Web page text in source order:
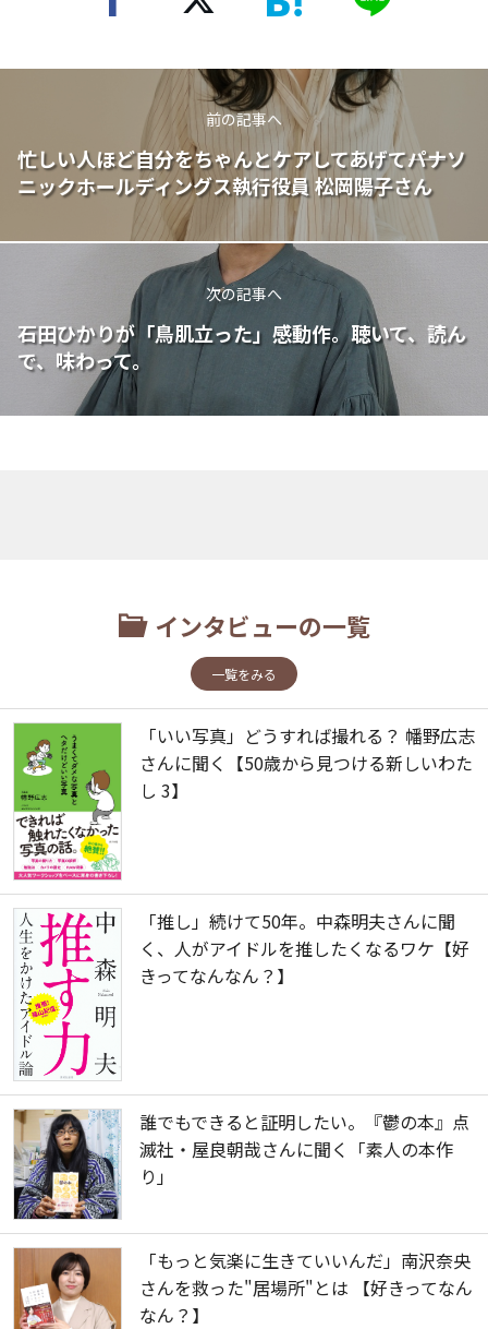
前の記事へ
忙しい人ほど自分をちゃんとケアしてあげて――パナソ
ニックホールディングス執行役員 松岡陽子さん
次の記事へ
石田ひかりが「鳥肌立った」感動作。聴いて、読ん
で、味わって。
インタビューの一覧
一覧をみる
「いい写真」どうすれば撮れる？ 幡野広志
さんに聞く【50歳から見つける新しいわた
し 3】
「推し」続けて50年。中森明夫さんに聞
く、人がアイドルを推したくなるワケ【好
きってなんなん？】
誰でもできると証明したい。『鬱の本』点
滅社・屋良朝哉さんに聞く「素人の本作
り」
「もっと気楽に生きていいんだ」南沢奈央
さんを救った"居場所"とは 【好きってなん
なん？】